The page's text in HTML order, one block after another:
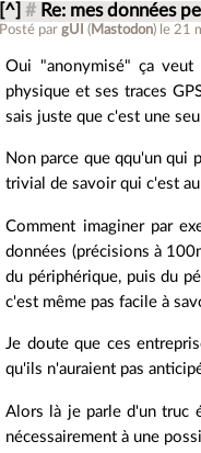
[^] # Re: mes données
Posté pargUI ( Mastodon) le 21
Oui "anonymisé" ça
physique et ses traces
sais juste que c'est une
Non parce que qqu'un qui
trivial de savoir qui c'est
Comment imaginer par
données (précisions à
du périphérique, puis du
c'est même pas facile à
Je doute que ces
qu'ils n'auraient pas
Alors là je parle d'un truc
nécessairement à une